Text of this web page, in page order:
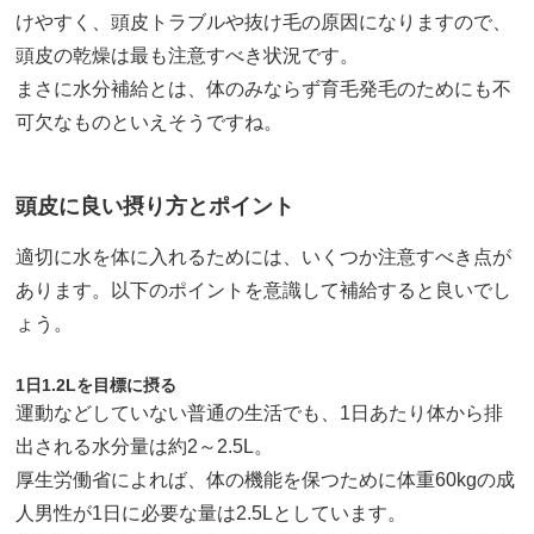
けやすく、頭皮トラブルや抜け毛の原因になりますので、
頭皮の乾燥は最も注意すべき状況です。
まさに水分補給とは、体のみならず育毛発毛のためにも不
可欠なものといえそうですね。
頭皮に良い摂り方とポイント
適切に水を体に入れるためには、いくつか注意すべき点が
あります。以下のポイントを意識して補給すると良いでし
ょう。
1日1.2Lを目標に摂る
運動などしていない普通の生活でも、1日あたり体から排
出される水分量は約2～2.5L。
厚生労働省によれば、体の機能を保つために体重60kgの成
人男性が1日に必要な量は2.5Lとしています。